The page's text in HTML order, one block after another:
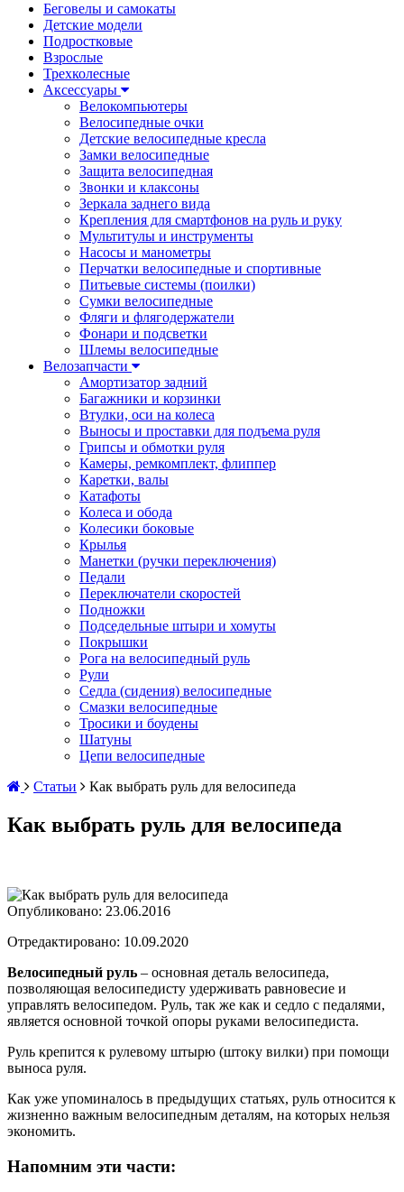
Беговелы и самокаты
Детские модели
Подростковые
Взрослые
Трехколесные
Аксессуары
Велокомпьютеры
Велосипедные очки
Детские велосипедные кресла
Замки велосипедные
Защита велосипедная
Звонки и клаксоны
Зеркала заднего вида
Крепления для смартфонов на руль и руку
Мультитулы и инструменты
Насосы и манометры
Перчатки велосипедные и спортивные
Питьевые системы (поилки)
Сумки велосипедные
Фляги и флягодержатели
Фонари и подсветки
Шлемы велосипедные
Велозапчасти
Амортизатор задний
Багажники и корзинки
Втулки, оси на колеса
Выносы и проставки для подъема руля
Грипсы и обмотки руля
Камеры, ремкомплект, флиппер
Каретки, валы
Катафоты
Колеса и обода
Колесики боковые
Крылья
Манетки (ручки переключения)
Педали
Переключатели скоростей
Подножки
Подседельные штыри и хомуты
Покрышки
Рога на велосипедный руль
Рули
Седла (сидения) велосипедные
Смазки велосипедные
Тросики и боудены
Шатуны
Цепи велосипедные
Статьи
Как выбрать руль для велосипеда
Как выбрать руль для велосипеда
Опубликовано: 23.06.2016
Отредактировано: 10.09.2020
Велосипедный руль – основная деталь велосипеда,
позволяющая велосипедисту удерживать равновесие и
управлять велосипедом. Руль, так же как и седло с педалями,
является основной точкой опоры руками велосипедиста.
Руль крепится к рулевому штырю (штоку вилки) при помощи
выноса руля.
Как уже упоминалось в предыдущих статьях, руль относится к
жизненно важным велосипедным деталям, на которых нельзя
экономить.
Напомним эти части: